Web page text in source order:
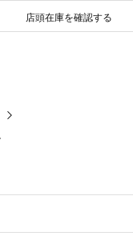
店頭在庫を確認する